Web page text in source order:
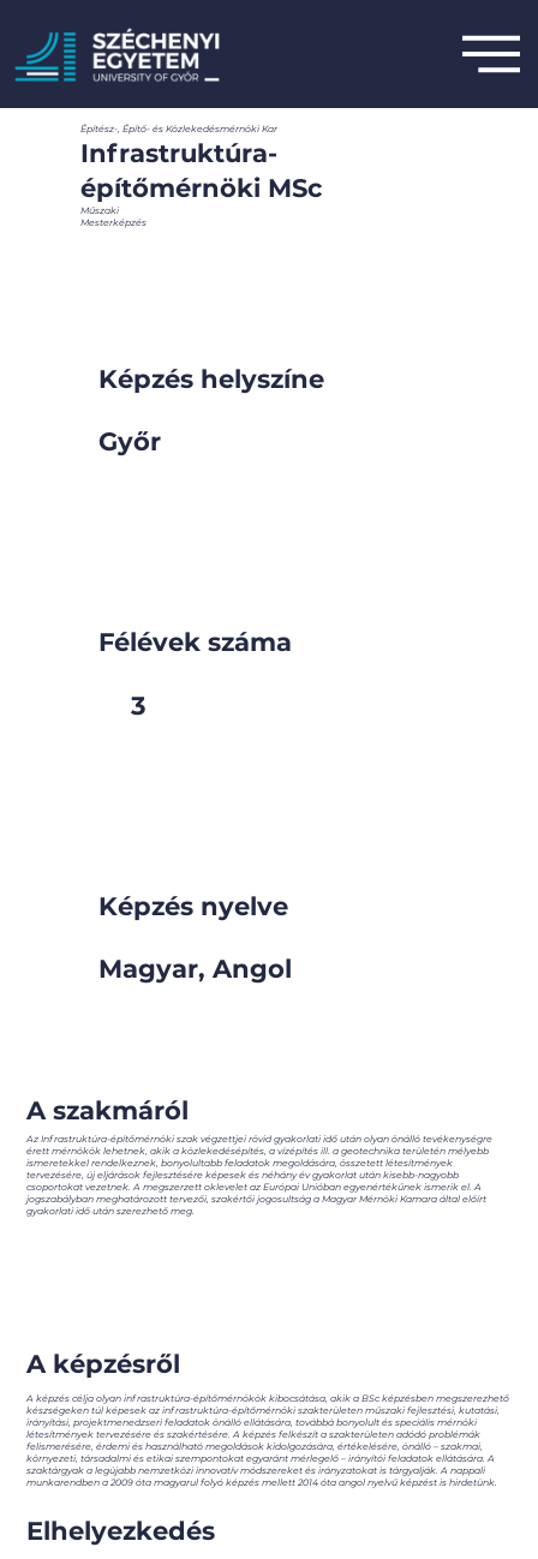
Infrastruktúra-
építőmérnöki MSc
Műszaki
Mesterképzés
Építész-, Építő- és Közlekedésmérnöki Kar
A képzésről
A képzés célja olyan infrastruktúra-építőmérnökök kibocsátása, akik a BSc képzésben megszerezhető
készségeken túl képesek az infrastruktúra-építőmérnöki szakterületen műszaki fejlesztési, kutatási,
irányítási, projektmenedzseri feladatok önálló ellátására, továbbá bonyolult és speciális mérnöki
létesítmények tervezésére és szakértésére. A képzés felkészít a szakterületen adódó problémák
felismerésére, érdemi és használható megoldások kidolgozására, értékelésére, önálló – szakmai,
környezeti, társadalmi és etikai szempontokat egyaránt mérlegelő – irányítói feladatok ellátására. A
szaktárgyak a legújabb nemzetközi innovatív módszereket és irányzatokat is tárgyalják. A nappali
munkarendben a 2009 óta magyarul folyó képzés mellett 2014 óta angol nyelvű képzést is hirdetünk.
Képzés helyszíne
Győr
Félévek száma
3
Képzés nyelve
Magyar, Angol
A szakmáról
Az Infrastruktúra-építőmérnöki szak végzettjei rövid gyakorlati idő után olyan önálló tevékenységre
érett mérnökök lehetnek, akik a közlekedésépítés, a vízépítés ill. a geotechnika területén mélyebb
ismeretekkel rendelkeznek, bonyolultabb feladatok megoldására, összetett létesítmények
tervezésére, új eljárások fejlesztésére képesek és néhány év gyakorlat után kisebb-nagyobb
csoportokat vezetnek. A megszerzett oklevelet az Európai Unióban egyenértékűnek ismerik el. A
jogszabályban meghatározott tervezői, szakértői jogosultság a Magyar Mérnöki Kamara által előírt
gyakorlati idő után szerezhető meg.
Elhelyezkedés